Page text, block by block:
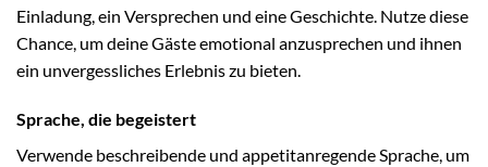
Einladung, ein Versprechen und eine Geschichte. Nutze diese
Chance, um deine Gäste emotional anzusprechen und ihnen
ein unvergessliches Erlebnis zu bieten.
Sprache, die begeistert
Verwende beschreibende und appetitanregende Sprache, um